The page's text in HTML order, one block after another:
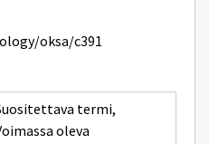
oksa/c391
termi,
oleva